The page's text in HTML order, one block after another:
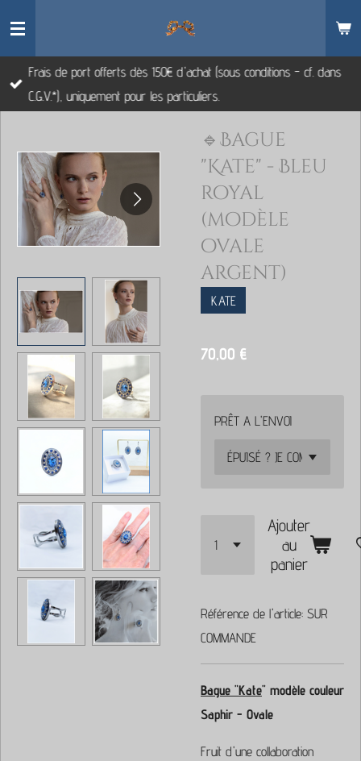
Passer
contenu
principal
Frais de port offerts dès 150€ d'achat (sous conditions - cf. dans
C.G.V.*), uniquement pour les particuliers.
🔹Bague
"Kate" - Bleu
royal
(modèle
ovale
argent)
KATE
70,00 €
PRÊT A L'ENVOI
Ajouter
au
panier
Référence de l'article: SUR
COMMANDE
Bague "Kate" modèle couleur
Saphir - Ovale
Fruit d'une collaboration